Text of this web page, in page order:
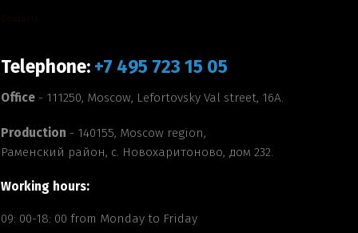
Telephone: +7 495 723 15 05
Office - 111250, Moscow, Lefortovsky Val street, 16A.
Production - 140155, Moscow region,
Раменский район, с. Новохаритоново, дом 232.
Working hours:
09: 00-18: 00 from Monday to Friday